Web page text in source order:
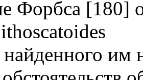
Форбса [180]
им